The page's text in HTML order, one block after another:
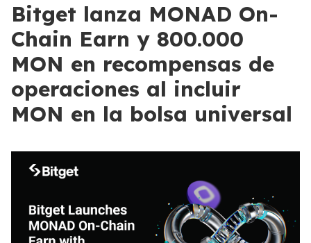
Bitget lanza MONAD On-
Chain Earn y 800.000
MON en recompensas de
operaciones al incluir
MON en la bolsa universal